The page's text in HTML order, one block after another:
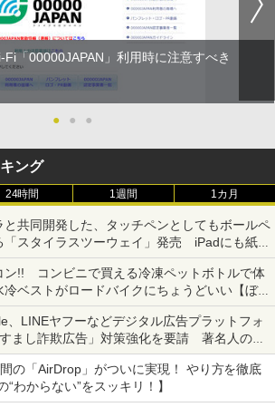
Fi「00000JAPAN」利用時に注意すべき
● ● ●
ング
24時間 1週間 1カ月
と共同開発した、タッチペンとしてもボールペ
「スタイラスツーウェイ」発売 iPadにも紙に
書き込める
ン!! コンビニで買える冷凍ペットボトルで体
ベストがロードバイクにちょうどいい【ぼっ
その14】【空いた時間でなにしてる？】
、LINEヤフーなどデジタル広告プラットフォ
まし詐欺広告」対策強化を要請 著名人の写
資詐欺などへの対策として
の「AirDrop」がついに実現！ やり方を徹底
わからない”をスッキリ！】